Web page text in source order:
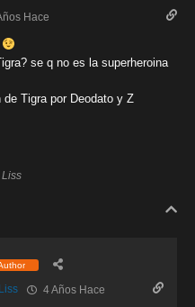
Hace
se q no es la superheroina
Tigra por Deodato y Z
4 Años Hace